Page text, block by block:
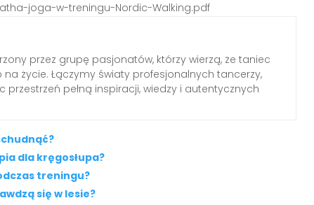
joga-w-treningu-Nordic-Walking.pdf
przez grupę pasjonatów, którzy wierzą, że taniec
życie. Łączymy światy profesjonalnych tancerzy,
przestrzeń pełną inspiracji, wiedzy i autentycznych
dla kręgosłupa?
treningu?
się w lesie?